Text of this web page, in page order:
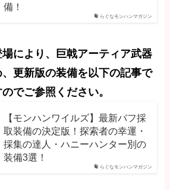
らぐなモンハンマガジン
備！
により、巨戟アーティア武器
更新版の装備を 以下の記事で
でご参照ください。
らぐなモンハンマガジン
【モンハンワイルズ】最新バフ採
取装備の決定版！探索者の幸運・
採集の達人・ハニーハンター別の
装備3選！